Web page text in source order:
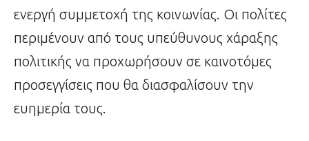
ενεργή συμμετοχή της κοινωνίας. Οι πολίτες
περιμένουν από τους υπεύθυνους χάραξης
πολιτικής να προχωρήσουν σε καινοτόμες
προσεγγίσεις που θα διασφαλίσουν την
ευημερία τους.